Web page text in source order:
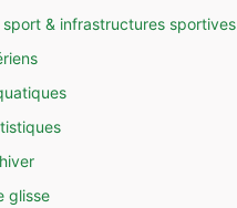
sport & infrastructures sportives
glisse